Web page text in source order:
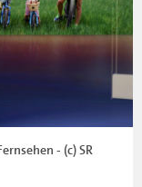
- (c) SR